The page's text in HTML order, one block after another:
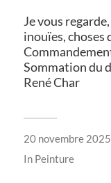
Je vous
inouïes, choses
Sommation du
René Char
20 novembre 2025
In Peinture